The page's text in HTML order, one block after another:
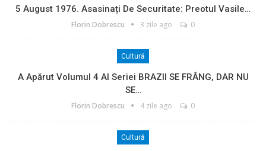
5 August 1976. Asasinați De Securitate: Preotul Vasile…
Florin Dobrescu 3 zile ago 0
Cultură
A Apărut Volumul 4 Al Seriei BRAZII SE FRÂNG, DAR NU
SE…
Florin Dobrescu 4 zile ago 0
Cultură